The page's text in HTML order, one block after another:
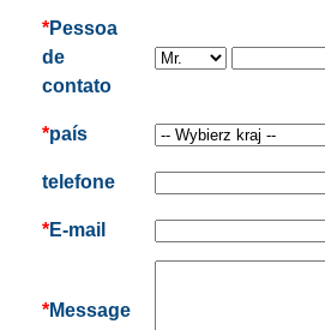
*Pessoa
de
contato
*país
telefone
*E-mail
*Message